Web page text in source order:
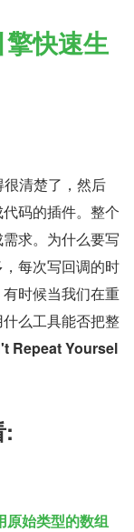
快速生
清楚了，然后
码的插件。整个
求。为什么要写
每次写回调的时
时候当我们在重
么工具能否把整
Repeat Yoursel
:
始类型的数组